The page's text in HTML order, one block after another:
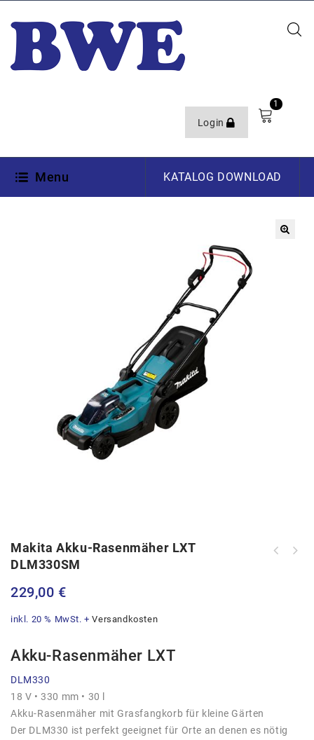
Login
1
Menu KATALOG DOWNLOAD
Makita Akku-Rasenmäher LXT
DLM330SM
229,00 €
inkl. 20 % MwSt. +Versandkosten
Akku-Rasenmäher LXT
DLM330
18 V • 330 mm • 30 l
Akku-Rasenmäher mit Grasfangkorb für kleine Gärten
Der DLM330 ist perfekt geeignet für Orte an denen es nötig